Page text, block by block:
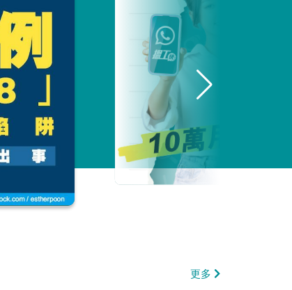
更多